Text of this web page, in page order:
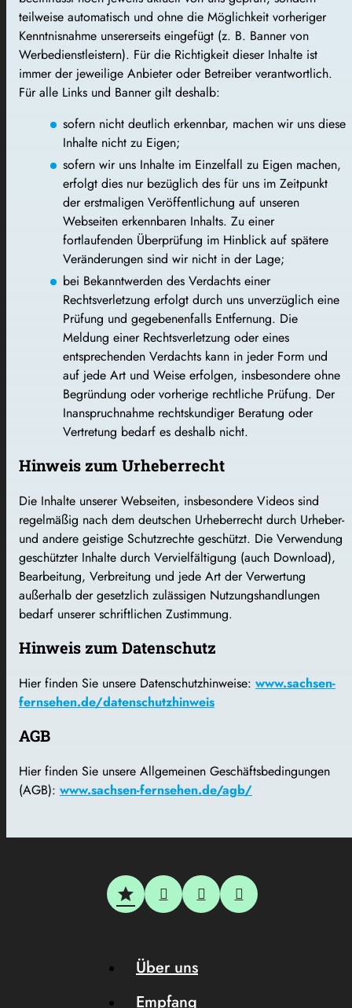
teilweise automatisch und ohne die Möglichkeit vorheriger
Kenntnisnahme unsererseits eingefügt (z. B. Banner von
Werbedienstleistern). Für die Richtigkeit dieser Inhalte ist
immer der jeweilige Anbieter oder Betreiber verantwortlich.
Für alle Links und Banner gilt deshalb:
sofern nicht deutlich erkennbar, machen wir uns diese
Inhalte nicht zu Eigen;
sofern wir uns Inhalte im Einzelfall zu Eigen machen,
erfolgt dies nur bezüglich des für uns im Zeitpunkt
der erstmaligen Veröffentlichung auf unseren
Webseiten erkennbaren Inhalts. Zu einer
fortlaufenden Überprüfung im Hinblick auf spätere
Veränderungen sind wir nicht in der Lage;
bei Bekanntwerden des Verdachts einer
Rechtsverletzung erfolgt durch uns unverzüglich eine
Prüfung und gegebenenfalls Entfernung. Die
Meldung einer Rechtsverletzung oder eines
entsprechenden Verdachts kann in jeder Form und
auf jede Art und Weise erfolgen, insbesondere ohne
Begründung oder vorherige rechtliche Prüfung. Der
Inanspruchnahme rechtskundiger Beratung oder
Vertretung bedarf es deshalb nicht.
Hinweis zum Urheberrecht
Die Inhalte unserer Webseiten, insbesondere Videos sind
regelmäßig nach dem deutschen Urheberrecht durch Urheber-
und andere geistige Schutzrechte geschützt. Die Verwendung
geschützter Inhalte durch Vervielfältigung (auch Download),
Bearbeitung, Verbreitung und jede Art der Verwertung
außerhalb der gesetzlich zulässigen Nutzungshandlungen
bedarf unserer schriftlichen Zustimmung.
Hinweis zum Datenschutz
Hier finden Sie unsere Datenschutzhinweise: www.sachsen-
fernsehen.de/datenschutzhinweis
AGB
Hier finden Sie unsere Allgemeinen Geschäftsbedingungen
(AGB): www.sachsen-fernsehen.de/agb/
Über uns
Empfang